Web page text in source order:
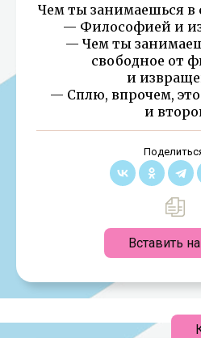
Чем ты занимаешься в
— Философией и
— Чем ты
свободное от
и
— Сплю, впрочем, это
и
Вставить